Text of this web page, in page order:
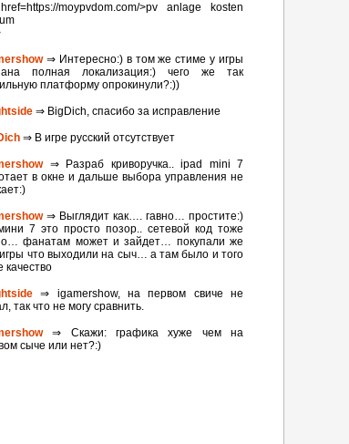
moypvdom.com/>pv anlage kosten
⇒ Интересно:) в том же стиме у игры
полная локализация:) чего же так
платформу опрокинули?:))
⇒ BigDich, спасибо за исправление
⇒ В игре русский отсутствует
⇒ Разраб криворучка.. ipad mini 7
в окне и дальше выбора управления не
⇒ Выглядит как…. гавно… простите:)
7 это просто позор.. сетевой код тоже
фанатам может и зайдет… покупали же
что выходили на сыч… а там было и того
качество
⇒ igamershow, на первом свиче не
так что не могу сравнить.
⇒ Скажи: графика хуже чем на
сыче или нет?:)